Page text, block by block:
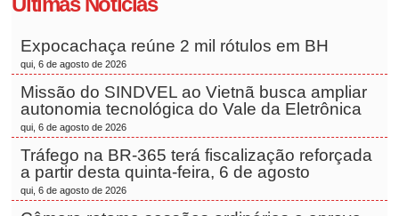
Expocachaça reúne 2 mil rótulos em BH
qui, 6 de agosto de 2026
Missão do SINDVEL ao Vietnã busca ampliar
autonomia tecnológica do Vale da Eletrônica
qui, 6 de agosto de 2026
Tráfego na BR-365 terá fiscalização reforçada
a partir desta quinta-feira, 6 de agosto
qui, 6 de agosto de 2026